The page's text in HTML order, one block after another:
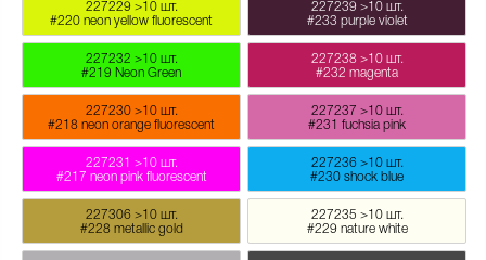
227229
#220 neon yellow fluorescent
>10 шт.
227232
#219 Neon Green
>10 шт.
227230
#218 neon orange fluorescent
>10 шт.
227231
#217 neon pink fluorescent
>10 шт.
227306
#228 metallic gold
>10 шт.
227239
#233 purple violet
>10 шт.
227238
#232 magenta
>10 шт.
227237
#231 fuchsia pink
>10 шт.
227236
#230 shock blue
>10 шт.
227235
#229 nature white
>10 шт.